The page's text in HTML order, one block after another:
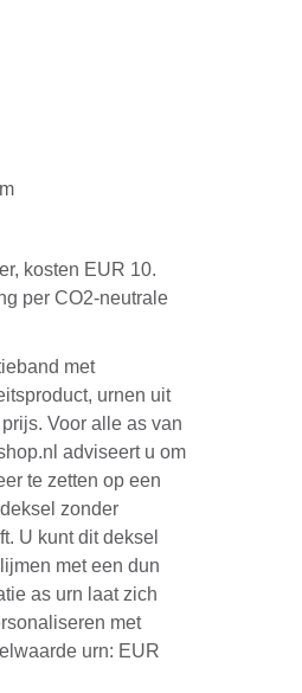
kosten EUR 10.
per CO2-neutrale
met
urnen uit
Voor alle as van
adviseert u om
te zetten op een
zonder
U kunt dit deksel
met een dun
as urn laat zich
met
urn: EUR